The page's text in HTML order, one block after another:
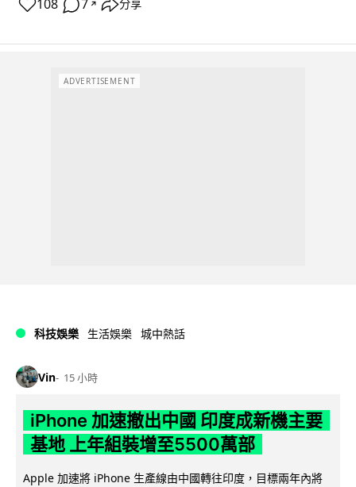
108 7 ↗ 分享
ADVERTISEMENT
科技娛樂 生活娛樂 城中熱話
Vin 15 小時
iPhone 加速撤出中國 印度成新機主要
基地 上年組裝增至5500萬部
Apple 加速將 iPhone 生產線由中國轉往印度，目標兩年內將